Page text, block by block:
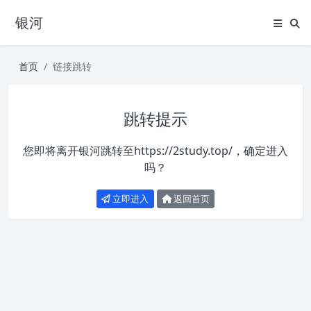
银河
首页 链接跳转
跳转提示
您即将离开银河跳转至https://2study.top/ ，确定进入
吗？
立即进入 返回首页